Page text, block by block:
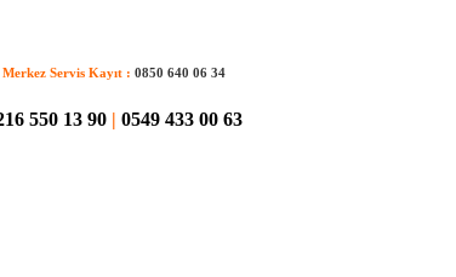
Merkez Servis Kayıt : 0850 640 06 34
550 13 90 0549 433 00 63